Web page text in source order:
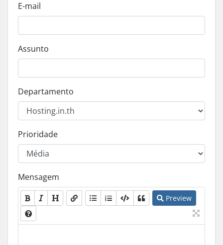
E-mail
Assunto
Departamento
Prioridade
Mensagem
Preview